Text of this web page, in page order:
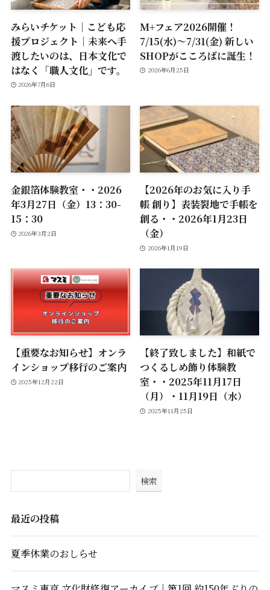
みらいチケット｜こども応
援プロジェクト｜未来へ手
渡したいのは、日本文化で
はなく「職人文化」です。
2026年7月6日
M+フェア2026開催！
7/15(水)～7/31(金) 新しい
SHOPがこころばに誕生！
2026年6月25日
金銀箔体験教室・・2026
年3月27日（金）13：30-
15：30
2026年3月2日
【2026年のお気に入り手
帳 創り】表装裂地で手帳を
創る・・2026年1月23日
（金）
2026年1月19日
【重要なお知らせ】オンラ
インショップ移行のご案内
2025年12月22日
【終了致しました】和紙で
つくるしめ飾り体験教
室・・2025年11月17日
（月）・11月19日（水）
2025年11月25日
検索
最近の投稿
夏季休業のおしらせ